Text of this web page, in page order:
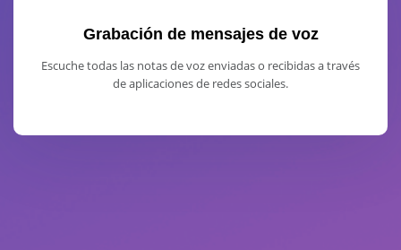
Grabación de mensajes de voz
Escuche todas las notas de voz enviadas o recibidas a través
de aplicaciones de redes sociales.